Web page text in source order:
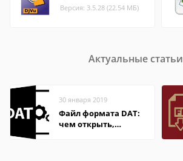
Версия: 3.5.28 (22.54 МБ)
Актуальные статьи
30 января 2019
Файл формата DAT:
чем открыть,